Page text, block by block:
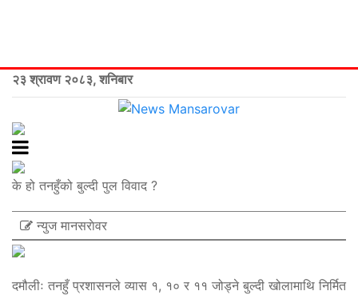
२३ श्रावण २०८३, शनिबार
के हो तनहुँको बुल्दी पुल विवाद ?
न्युज मानसराेवर
दमौलीः तनहुँ प्रशासनले व्यास १, १० र ११ जोड्ने बुल्दी खोलामाथि निर्मित